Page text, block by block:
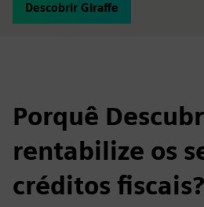
Descobrir Giraffe
Porquê
rentabilize os
créditos fiscais?